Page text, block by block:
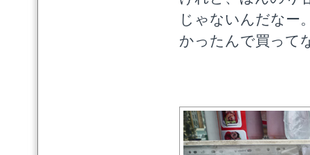
じゃないんだなー
かったんで買って